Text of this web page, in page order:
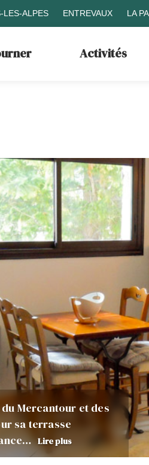
LES-ALPES ENTREVAUX LA
Activités
Mercantour et des
sa terrasse
Lire plus